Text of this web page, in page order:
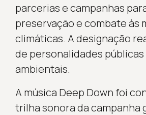
parcerias e campanhas
preservação e combate às
climáticas. A designação
de personalidades públicas
ambientais.
A música Deep Down foi
trilha sonora da campanha